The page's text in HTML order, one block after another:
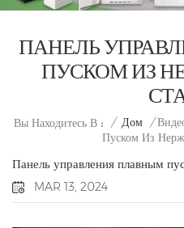
ПАНЕЛЬ
ПУСКОМ ИЗ
Вы Находитесь В : / Дом /
Пуском Из
Панель управления плавным
MAR 13, 2024